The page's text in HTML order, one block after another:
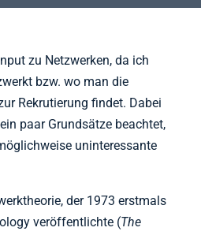
zu Netzwerken, da ich
bzw. wo man die
Rekrutierung findet. Dabei
paar Grundsätze beachtet,
uninteressante
der 1973 erstmals
veröffentlichte (The